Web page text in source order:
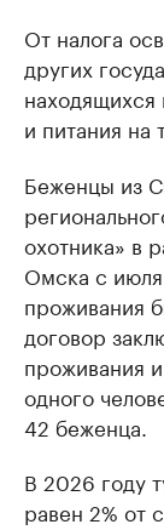
От налога
других
и питания на
Беженцы из
охотника» в
Омска с
проживания
договор
проживания
одного
42 беженца.
В 2026 году
равен 2% от